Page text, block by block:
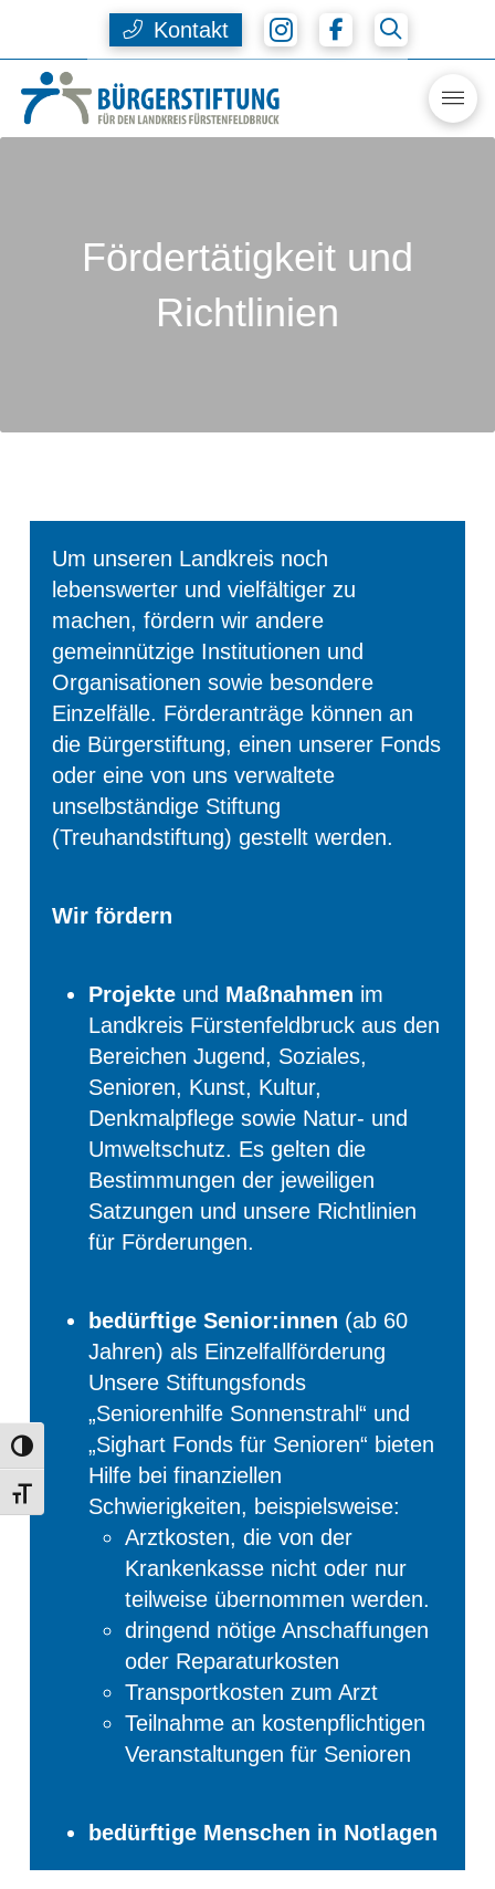
Umschalten auf hohe Kontraste
Schrift vergrößern
Kontakt
Fördertätigkeit und
Richtlinien
Um unseren Landkreis noch
lebenswerter und vielfältiger zu
machen, fördern wir andere
gemeinnützige Institutionen und
Organisationen sowie besondere
Einzelfälle. Förderanträge können an
die Bürgerstiftung, einen unserer Fonds
oder eine von uns verwaltete
unselbständige Stiftung
(Treuhandstiftung) gestellt werden.
Wir fördern
Projekteund Maßnahmen im
Landkreis Fürstenfeldbruck aus den
Bereichen Jugend, Soziales,
Senioren, Kunst, Kultur,
Denkmalpflege sowie Natur- und
Umweltschutz. Es gelten die
Bestimmungen der jeweiligen
Satzungen und unsere Richtlinien
für Förderungen.
bedürftige Senior:innen (ab 60
Jahren) als Einzelfallförderung
Unsere Stiftungsfonds
„Seniorenhilfe Sonnenstrahl“ und
„Sighart Fonds für Senioren“ bieten
Hilfe bei finanziellen
Schwierigkeiten, beispielsweise:
Arztkosten, die von der
Krankenkasse nicht oder nur
teilweise übernommen werden.
dringend nötige Anschaffungen
oder Reparaturkosten
Transportkosten zum Arzt
Teilnahme an kostenpflichtigen
Veranstaltungen für Senioren
bedürftige Menschen in Notlagen